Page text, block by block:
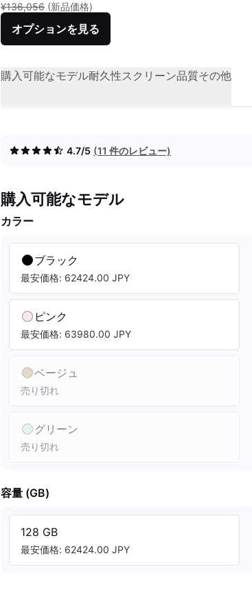
¥136,056 (新品価格)
オプションを見る
購入可能なモデル耐久性スクリーン品質その他
4.7/5 (11 件のレビュー)
購入可能なモデル
カラー
ブラック
最安価格: 62424.00 JPY
ピンク
最安価格: 63980.00 JPY
ベージュ
売り切れ
グリーン
売り切れ
容量 (GB)
128 GB
最安価格: 62424.00 JPY